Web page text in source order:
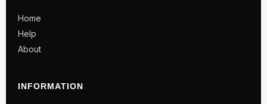
Home
Help
About
INFORMATION